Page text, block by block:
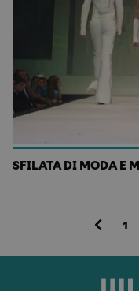
SFILATA DI MODA E
1